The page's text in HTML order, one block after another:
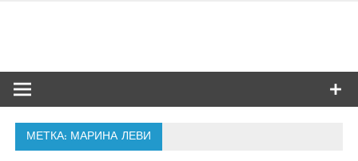
МЕТКА: МАРИНА ЛЕВИ